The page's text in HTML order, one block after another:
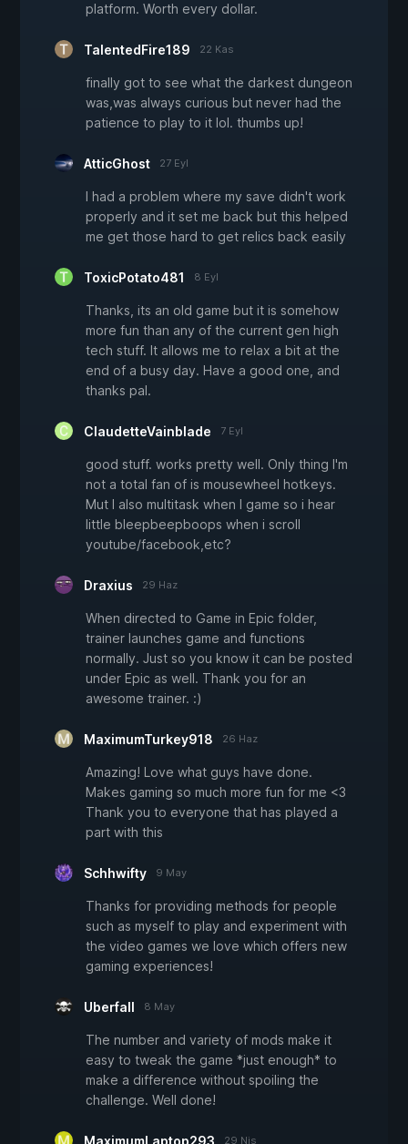
platform. Worth every dollar.
TalentedFire189 22 Kas
finally got to see what the darkest dungeon
was,was always curious but never had the
patience to play to it lol. thumbs up!
AtticGhost 27 Eyl
I had a problem where my save didn't work
properly and it set me back but this helped
me get those hard to get relics back easily
ToxicPotato481 8 Eyl
Thanks, its an old game but it is somehow
more fun than any of the current gen high
tech stuff. It allows me to relax a bit at the
end of a busy day. Have a good one, and
thanks pal.
ClaudetteVainblade 7 Eyl
good stuff. works pretty well. Only thing I'm
not a total fan of is mousewheel hotkeys.
Mut I also multitask when I game so i hear
little bleepbeepboops when i scroll
youtube/facebook,etc?
Draxius 29 Haz
When directed to Game in Epic folder,
trainer launches game and functions
normally. Just so you know it can be posted
under Epic as well. Thank you for an
awesome trainer. :)
MaximumTurkey918 26 Haz
Amazing! Love what guys have done.
Makes gaming so much more fun for me <3
Thank you to everyone that has played a
part with this
Schhwifty 9 May
Thanks for providing methods for people
such as myself to play and experiment with
the video games we love which offers new
gaming experiences!
Uberfall 8 May
The number and variety of mods make it
easy to tweak the game *just enough* to
make a difference without spoiling the
challenge. Well done!
29 Nis